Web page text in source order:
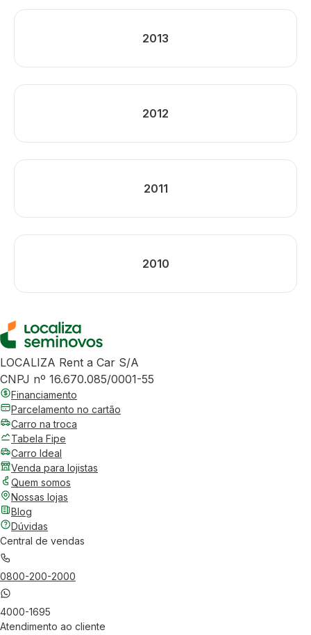
2013
2012
2011
2010
LOCALIZA Rent a Car S/A
CNPJ nº 16.670.085/0001-55
Financiamento
Parcelamento no cartão
Carro na troca
Tabela Fipe
Carro Ideal
Venda para lojistas
Quem somos
Nossas lojas
Blog
Dúvidas
Central de vendas
0800-200-2000
4000-1695
Atendimento ao cliente